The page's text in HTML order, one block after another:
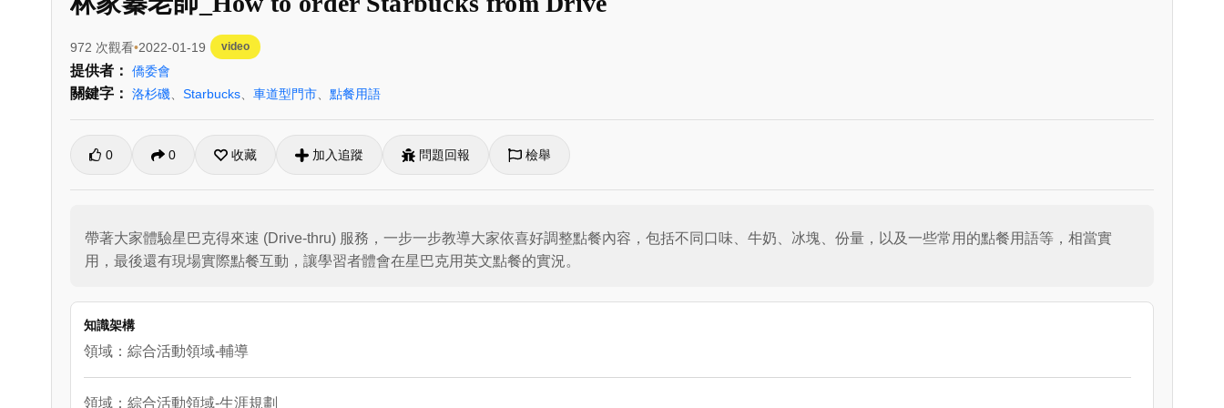
972 次觀看 2022-01-19 video
提供者： 僑委會
關鍵字： 洛杉磯 Starbucks 車道型門市 點餐用語
0 0 收藏 加入追蹤 問題回報 檢舉
帶著大家體驗星巴克得來速 (Drive-thru) 服務，一步一步教導大家依喜好調整點餐內容，包括不同口味、牛奶、冰塊、份量，以及一些常用的點餐用語等，相當實
用，最後還有現場實際點餐互動，讓學習者體會在星巴克用英文點餐的實況。
知識架構
領域：綜合活動領域-輔導
領域：綜合活動領域-生涯規劃